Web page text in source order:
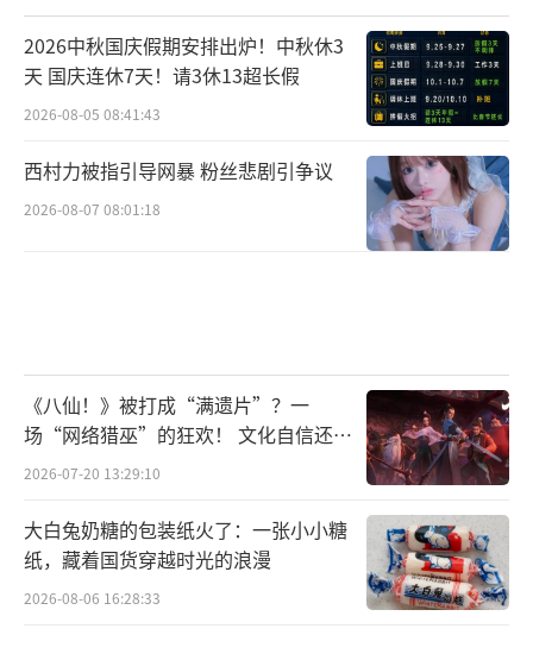
2026中秋国庆假期安排出炉！中秋休3
天 国庆连休7天！请3休13超长假
2026-08-05 08:41:43
西村力被指引导网暴 粉丝悲剧引争议
2026-08-07 08:01:18
《八仙！》被打成“满遗片”？一
场“网络猎巫”的狂欢！ 文化自信还是
焦虑？
2026-07-20 13:29:10
大白兔奶糖的包装纸火了：一张小小糖
纸，藏着国货穿越时光的浪漫
2026-08-06 16:28:33